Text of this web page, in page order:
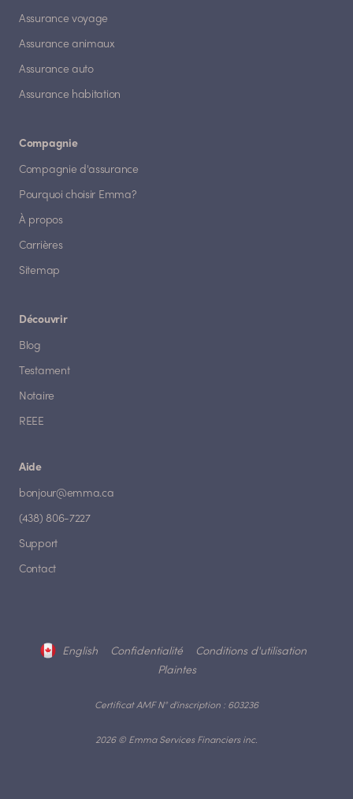
Assurance voyage
Assurance animaux
Assurance auto
Assurance habitation
Compagnie
Compagnie d'assurance
Pourquoi choisir Emma?
À propos
Carrières
Sitemap
Découvrir
Blog
Testament
Notaire
REEE
Aide
bonjour@emma.ca
(438) 806-7227
Support
Contact
2026 © Emma Services Financiers inc.
Certificat AMF N° d'inscription : 603236
English Confidentialité
Conditions d'utilisation
Plaintes